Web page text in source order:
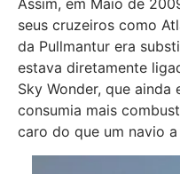
Assim, em Maio de
seus cruzeiros como
da Pullmantur era
estava diretamente
Sky Wonder, que
consumia mais
caro do que um navio